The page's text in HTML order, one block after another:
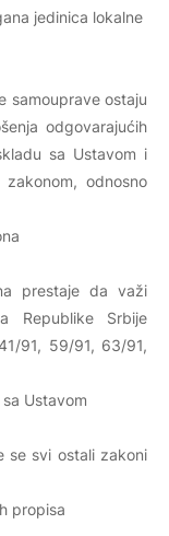
jedinica lokalne
samouprave ostaju
odgovarajućih
sa Ustavom i
odnosno
prestaje da važi
Republike Srbije
91, 59/91, 63/91,
Ustavom
se svi ostali zakoni
propisa